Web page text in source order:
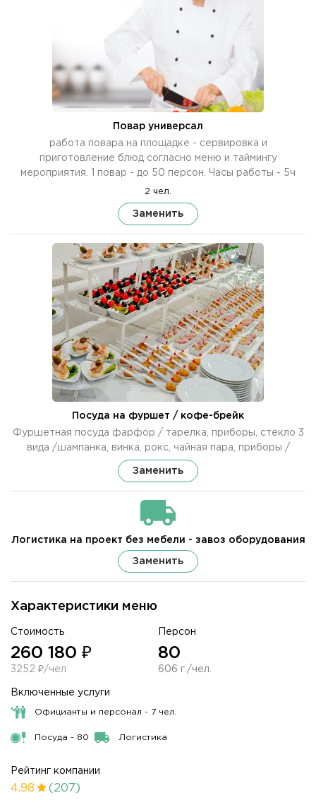
Характеристики меню
Стоимость
260 180 ₽
3252 ₽/чел
Персон
80
606 г./чел.
Включенные услуги
Официанты и персонал - 7 чел.
Посуда - 80 Логистика
Рейтинг компании
4.98 (207)
Повар универсал
работа повара на площадке - сервировка и
приготовление блюд согласно меню и таймингу
мероприятия. 1 повар - до 50 персон. Часы работы - 5ч
2 чел.
Заменить
Посуда на фуршет / кофе-брейк
Фуршетная посуда фарфор / тарелка, приборы, стекло 3
вида /шампанка, винка, рокс, чайная пара, приборы /
Заменить
Логистика на проект без мебели - завоз оборудования
Заменить